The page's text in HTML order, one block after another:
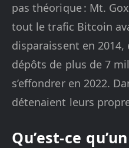
pas théorique : Mt.
tout le trafic Bitcoin
disparaissent en 2014,
dépôts de plus de 7
s’effondrer en 2022.
détenaient leurs
Qu’est-ce